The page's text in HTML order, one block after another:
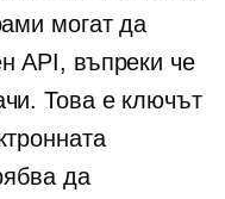
могат да
API, въпреки че
Това е ключът
да